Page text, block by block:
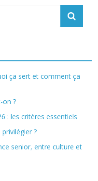
ça sert et comment ça
on ?
: les critères essentiels
?
senior, entre culture et